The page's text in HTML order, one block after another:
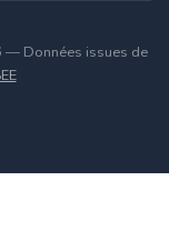
Données issues de